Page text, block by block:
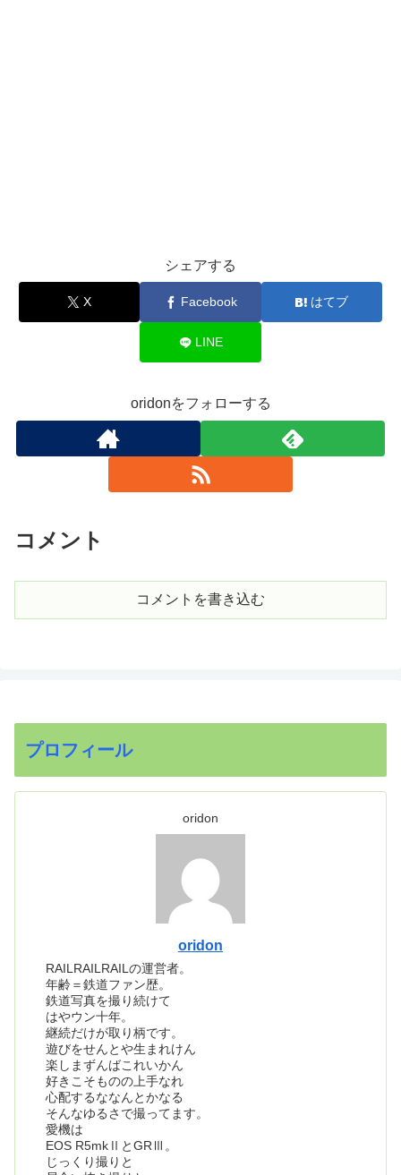
シェアする
X Facebook はてブ
LINE
oridonをフォローする
コメント
コメントを書き込む
プロフィール
oridon
oridon
RAILRAILRAILの運営者。
年齢＝鉄道ファン歴。
鉄道写真を撮り続けて
はやウン十年。
継続だけが取り柄です。
遊びをせんとや生まれけん
楽しまずんばこれいかん
好きこそものの上手なれ
心配するななんとかなる
そんなゆるさで撮ってます。
愛機は
EOS R5mkⅡとGRⅢ。
じっくり撮りと